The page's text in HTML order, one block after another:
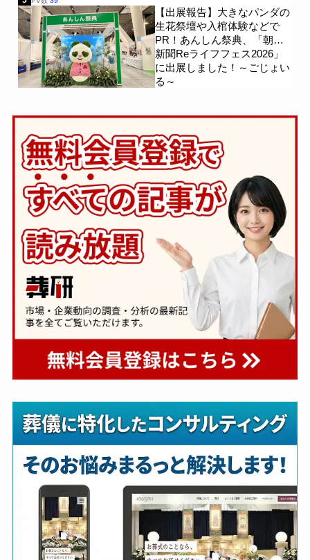
【出展報告】大きなパンダの
生花祭壇や入棺体験などで
PR！あんしん祭典、「朝日
新聞Reライフフェス2026」
に出展しました！～ごじょい
る～